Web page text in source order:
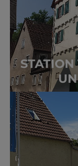
STATION